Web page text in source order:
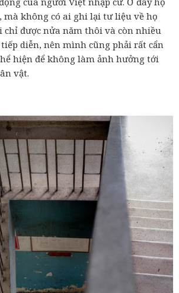
mà không có ai ghi lại tư liệu về họ
chỉ được nửa năm thôi và còn nhiều
diễn, nên mình cũng phải rất cẩn
hiện để không làm ảnh hưởng tới
vật.